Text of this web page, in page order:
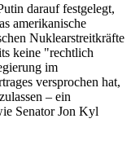
darauf festgelegt,
amerikanische
Nuklearstreitkräfte
keine "rechtlich
im
versprochen hat,
– ein
Senator Jon Kyl